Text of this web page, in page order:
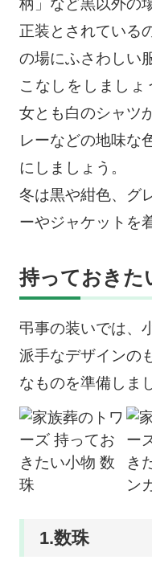
柄」など黒以外の
正装とされている
の場にふさわしい
こなしをしまし
女とも白のシャツ
レーなどの地味な
にしましょう。
冬は黒や紺色、グ
ーやジャケットを
持っておきた
弔事の装いでは、
派手なデザインの
なものを準備しま
1.数珠